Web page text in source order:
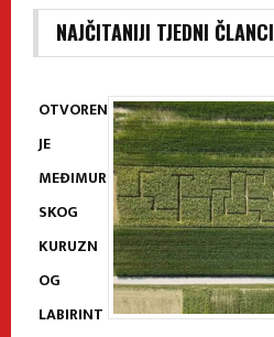
NAJČITANIJI TJEDNI ČLANCI
OTVOREN
JE
MEĐIMUR
SKOG
KURUZN
OG
LABIRINT